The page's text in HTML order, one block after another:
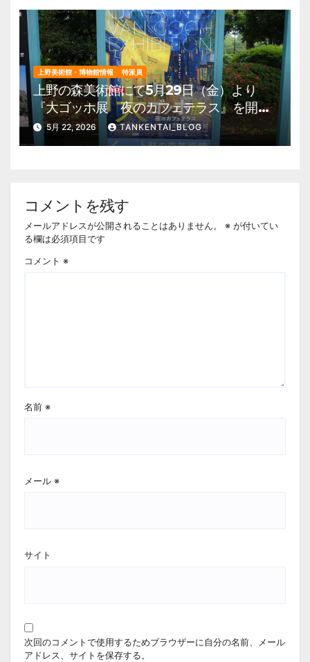
上野美術館・博物館情報 特派員
上野の森美術館にて5月29日（金）より
『大ゴッホ展 夜のカフェテラス』を開
催。 上野公園 美術館・博物館 混雑情
報他
5月 22, 2026 TANKENTAI_BLOG
コメントを残す
メールアドレスが公開されることはありません。 ※ が付いてい
る欄は必須項目です
コメント ※
名前 ※
メール ※
サイト
次回のコメントで使用するためブラウザーに自分の名前、メール
アドレス、サイトを保存する。